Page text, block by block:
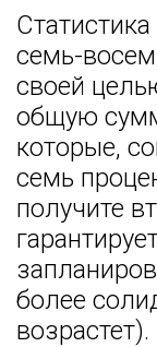
семь-
своей
общую
которые,
семь
получите
более
возрастет).